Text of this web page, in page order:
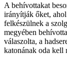
A behívottakat
irányítják őket,
felkészülnek a
megyében
válaszolta, a
katonának oda kell